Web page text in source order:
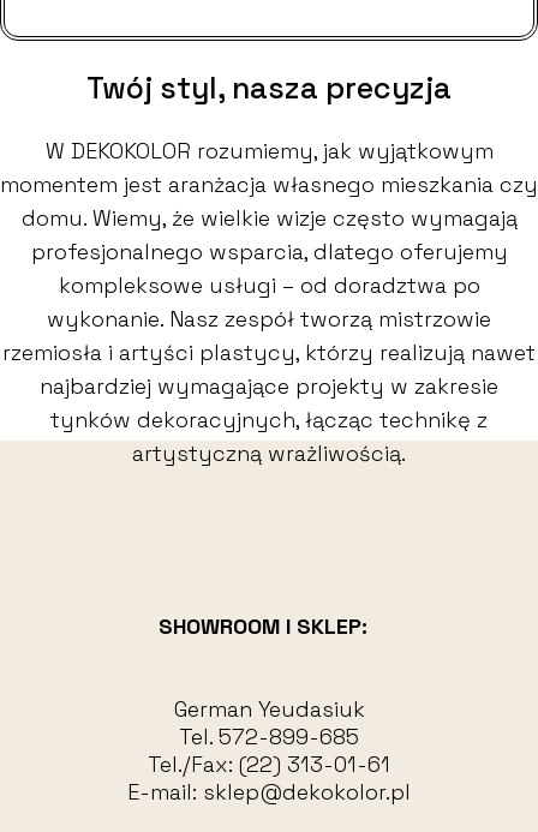
Twój styl, nasza precyzja
W DEKOKOLOR rozumiemy, jak wyjątkowym
momentem jest aranżacja własnego mieszkania czy
domu. Wiemy, że wielkie wizje często wymagają
profesjonalnego wsparcia, dlatego oferujemy
kompleksowe usługi – od doradztwa po
wykonanie. Nasz zespół tworzą mistrzowie
rzemiosła i artyści plastycy, którzy realizują nawet
najbardziej wymagające projekty w zakresie
tynków dekoracyjnych, łącząc technikę z
artystyczną wrażliwością.
SHOWROOM I SKLEP:
German Yeudasiuk
Tel. 572-899-685
Tel./Fax: (22) 313-01-61
E-mail: sklep@dekokolor.pl